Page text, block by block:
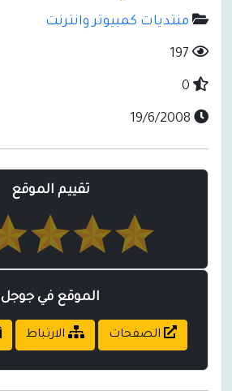
منتديات كمبيوتر وانترنت
تقييم الموقع
الموقع في جوجل
الصفحات الارتباط